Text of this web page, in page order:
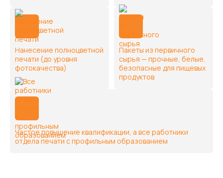
Нанесение полноцветной
печати (до уровня
фотокачества)
Пакеты из первичного
сырья — прочные, белые,
безопасные для пищевых
продуктов
Частое повышение квалификации, а все работники
отдела печати c профильным образованием